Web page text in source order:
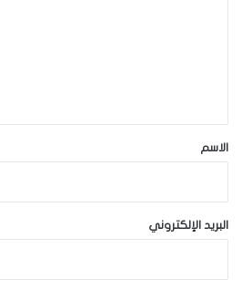
*الاسم
البريد الإلكتروني